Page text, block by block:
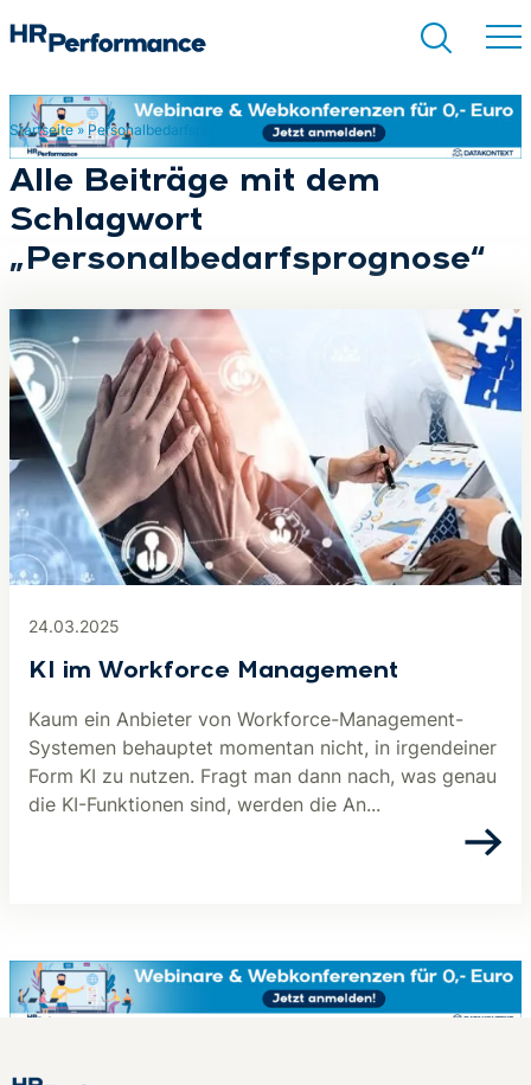
Suchen
Startseite» Personalbedarfsprognose
Alle Beiträge mit dem
Schlagwort
„Personalbedarfsprognose“
24.03.2025
KI im Workforce Management
Kaum ein Anbieter von Workforce-Management-
Systemen behauptet momentan nicht, in irgendeiner
Form KI zu nutzen. Fragt man dann nach, was genau
die KI-Funktionen sind, werden die An...